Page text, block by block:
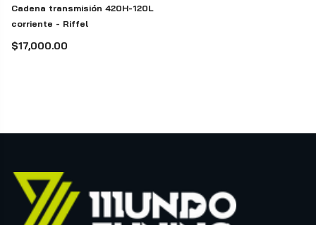
Cadena transmisión 420H-120L
corriente - Riffel
$17,000.00